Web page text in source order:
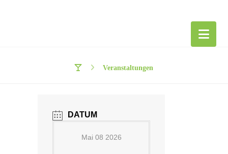
Veranstaltungen
DATUM
Mai 08 2026